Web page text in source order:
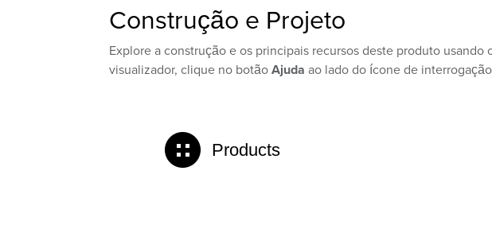
Construção e Projeto
Explore a construção e os principais recursos deste produto
visualizador, clique no botãoAjuda ao lado do ícone de